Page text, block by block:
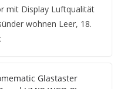
mit Display Luftqualität
wohnen Leer, 18.
Glastaster